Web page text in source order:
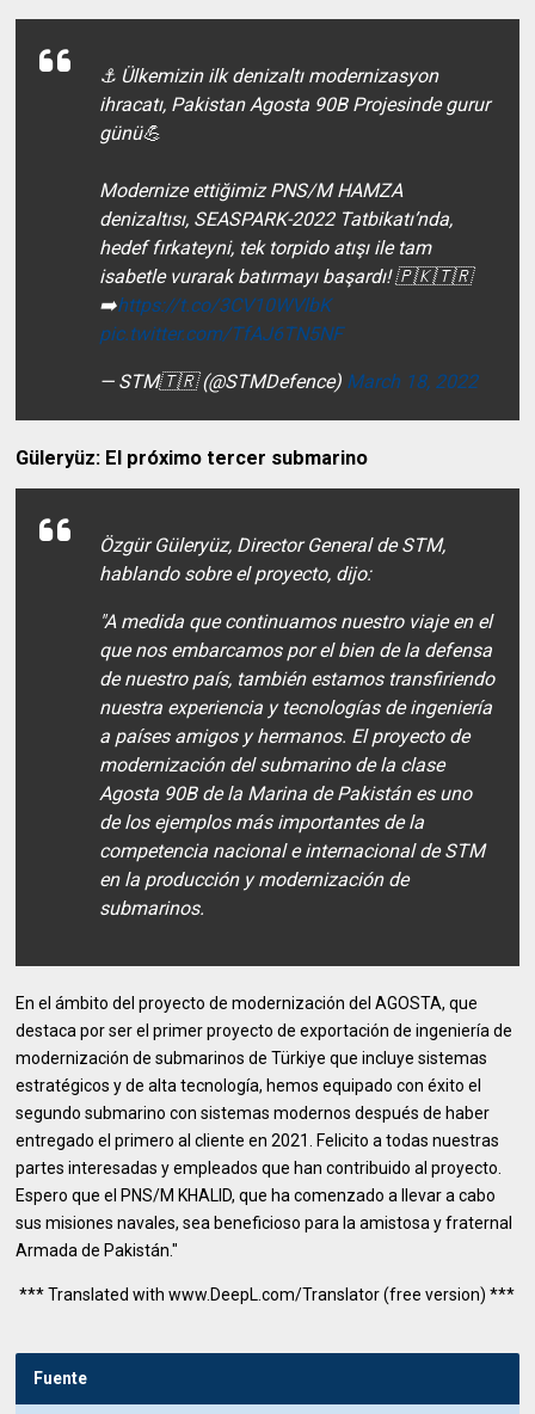
⚓ Ülkemizin ilk denizaltı modernizasyon
ihracatı, Pakistan Agosta 90B Projesinde gurur
günü💪
Modernize ettiğimiz PNS/M HAMZA
denizaltısı, SEASPARK-2022 Tatbikatı’nda,
hedef fırkateyni, tek torpido atışı ile tam
isabetle vurarak batırmayı başardı! 🇵🇰🇹🇷
➡️https://t.co/3CV10WVlbK
pic.twitter.com/TfAJ6TN5NF
— STM🇹🇷 (@STMDefence) March 18, 2022
Güleryüz: El próximo tercer submarino
Özgür Güleryüz, Director General de STM,
hablando sobre el proyecto, dijo:
"A medida que continuamos nuestro viaje en el
que nos embarcamos por el bien de la defensa
de nuestro país, también estamos transfiriendo
nuestra experiencia y tecnologías de ingeniería
a países amigos y hermanos. El proyecto de
modernización del submarino de la clase
Agosta 90B de la Marina de Pakistán es uno
de los ejemplos más importantes de la
competencia nacional e internacional de STM
en la producción y modernización de
submarinos.
En el ámbito del proyecto de modernización del AGOSTA, que
destaca por ser el primer proyecto de exportación de ingeniería de
modernización de submarinos de Türkiye que incluye sistemas
estratégicos y de alta tecnología, hemos equipado con éxito el
segundo submarino con sistemas modernos después de haber
entregado el primero al cliente en 2021. Felicito a todas nuestras
partes interesadas y empleados que han contribuido al proyecto.
Espero que el PNS/M KHALID, que ha comenzado a llevar a cabo
sus misiones navales, sea beneficioso para la amistosa y fraternal
Armada de Pakistán."
*** Translated with www.DeepL.com/Translator (free version) ***
Fuente